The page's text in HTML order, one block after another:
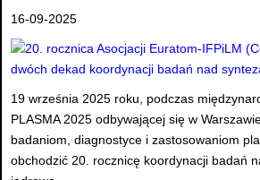
16-09-2025
19 września 2025 roku, podczas
PLASMA 2025 odbywającej się w
badaniom, diagnostyce i zastosowaniom
obchodzić 20. rocznicę koordynacji badań